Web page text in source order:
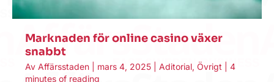
Marknaden för online casino växer
snabbt
Av Affärsstaden mars 4, 2025 Aditorial, Övrigt
4
minutes of reading